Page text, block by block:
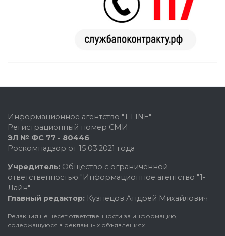
Информационное агентство "1-LINE"
Регистрационный номер СМИ
ЭЛ № ФС 77 - 80446
Роскомнадзор от 15.03.2021 года
Учредитель: Общество с ограниченной
ответственностью "Информационное агентство "1-
Лайн"
Главный редактор: Кузнецов Андрей Михайлович
Редакция не несет ответственности за информацию,
содержащуюся в рекламных объявлениях.